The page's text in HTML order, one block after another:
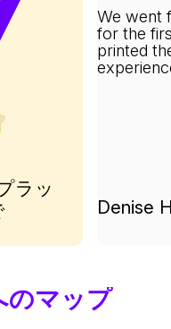
ラッ
We went
for the
printed
Denise
のマップ